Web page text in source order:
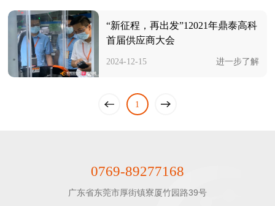
“新征程，再出发”12021年鼎泰高科
首届供应商大会
2024-12-15 进一步了解
上
1
下
0769-89277168
广东省东莞市厚街镇寮厦竹园路39号